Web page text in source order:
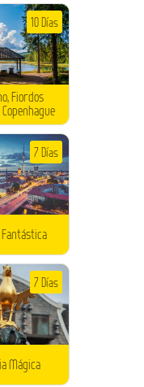
Fiordos
10 Días
7 Días
Mágica
7 Días